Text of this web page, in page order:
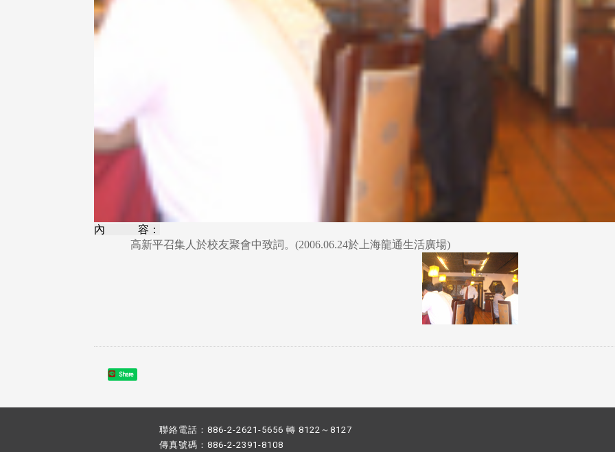
內 容：
高新平召集人於校友聚會中致詞。(2006.06.24於上海龍通生活廣場)
Share
聯絡電話：886-2-2621-5656 轉 8122～8127
傳真號碼：886-2-2391-8108